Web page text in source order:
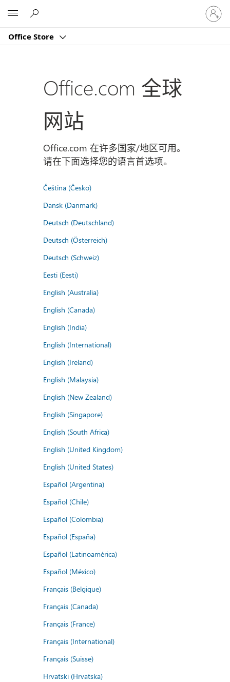
Office Store
请
登
录
Office.com 全球
网站
Office.com 在许多国家/地区可用。
请在下面选择您的语言首选项。
Čeština (Česko)
Dansk (Danmark)
Deutsch (Deutschland)
Deutsch (Österreich)
Deutsch (Schweiz)
Eesti (Eesti)
English (Australia)
English (Canada)
English (India)
English (International)
English (Ireland)
English (Malaysia)
English (New Zealand)
English (Singapore)
English (South Africa)
English (United Kingdom)
English (United States)
Español (Argentina)
Español (Chile)
Español (Colombia)
Español (España)
Español (Latinoamérica)
Español (México)
Français (Belgique)
Français (Canada)
Français (France)
Français (International)
Français (Suisse)
Hrvatski (Hrvatska)